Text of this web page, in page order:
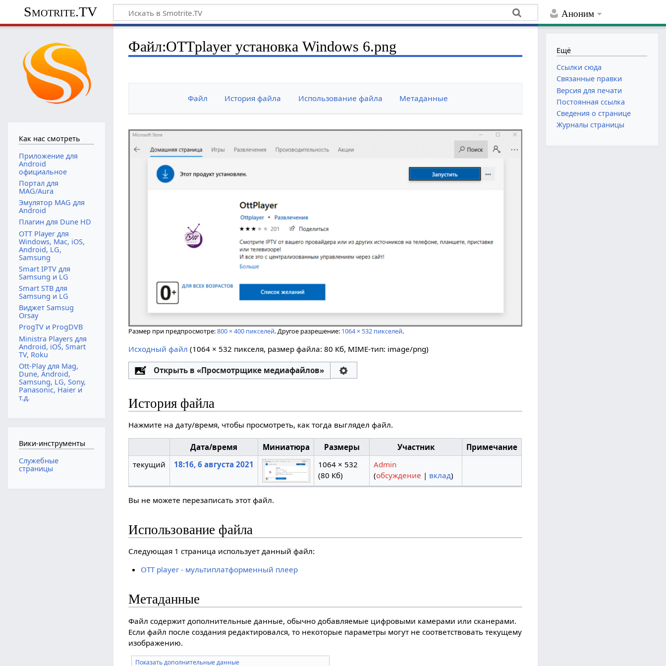
Аноним
Smotrite.TV
Файл:OTTplayer установка Windows 6.png
Файл История файла Использование файла Метаданные
Размер при предпросмотре:800 × 400 пикселей.Другое разрешение: 1064 × 532 пикселей.
Исходный файл ‎(1064 × 532 пикселя, размер файла: 80 Кб, MIME-тип: image/png)
Открыть в «Просмотрщике медиафайлов»
Настройка
История файла
Нажмите на дату/время, чтобы просмотреть, как тогда выглядел файл.
Дата/время Миниатюра Размеры Участник
Примечание
текущий
18:16, 6 августа 2021
1064 × 532
(80 Кб)
Admin
(обсуждение | вклад)
Вы не можете перезаписать этот файл.
Использование файла
Следующая 1 страница использует данный файл:
OTT player - мультиплатформенный плеер
Метаданные
Файл содержит дополнительные данные, обычно добавляемые цифровыми камерами или сканерами.
Если файл после создания редактировался, то некоторые параметры могут не соответствовать текущему
изображению.
Показать дополнительные данные
Как нас смотреть
Приложение для
Android
официальное
Портал для
MAG/Aura
Эмулятор MAG для
Android
Плагин для Dune HD
OTT Player для
Windows, Mac, iOS,
Android, LG,
Samsung
Smart IPTV для
Samsung и LG
Smart STB для
Samsung и LG
Виджет Samsug
Orsay
ProgTV и ProgDVB
Ministra Players для
Android, iOS, Smart
TV, Roku
Ott-Play для Mag,
Dune, Android,
Samsung, LG, Sony,
Panasonic, Haier и
т.д.
Вики-инструменты
Служебные
страницы
Ещё
Ссылки сюда
Связанные правки
Версия для печати
Постоянная ссылка
Сведения о странице
Журналы страницы